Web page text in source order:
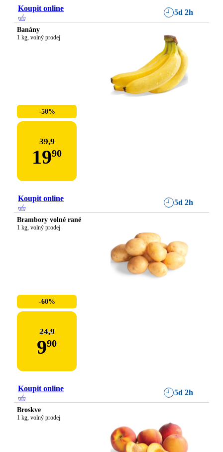
Koupit online 5d 2h
Banány
1 kg, volný prodej
-50%
39,9
1990
Koupit online 5d 2h
Brambory volné rané
1 kg, volný prodej
-60%
24,9
990
Koupit online 5d 2h
Broskve
1 kg, volný prodej